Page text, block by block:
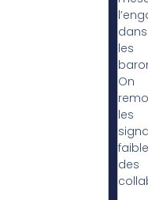
dans
les
On
les
des